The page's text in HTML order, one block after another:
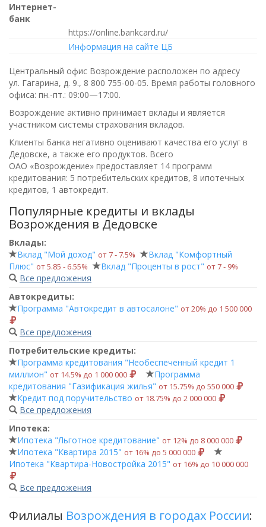
Интернет-
банк
https://online.bankcard.ru/
Информация на сайте ЦБ
Центральный офис Возрождение расположен по адресу
ул. Гагарина, д. 9., 8 800 755-00-05. Время работы головного
офиса: пн.-пт.: 09:00—17:00.
Возрождение активно принимает вклады и является
участником системы страхования вкладов.
Клиенты банка негативно оценивают качества его услуг в
Дедовске, а также его продуктов. Всего
ОАО «Возрождение» предоставляет 14 программ
кредитования: 5 потребительских кредитов, 8 ипотечных
кредитов, 1 автокредит.
Популярные кредиты и вклады
Возрождения в Дедовске
Вклады:
Вклад "Мой доход" от 7 ‑ 7.5%
Вклад "Комфортный
Плюс" от 5.85 ‑ 6.55% Вклад "Проценты в рост" от 7 ‑ 9%
Все предложения
Автокредиты:
Программа "Автокредит в автосалоне" от 20% до 1 500 000
Все предложения
Потребительские кредиты:
Программа кредитования "Необеспеченный кредит 1
миллион" от 14.5% до 1 000 000
Программа
кредитования "Газификация жилья" от 15.75% до 550 000
Кредит под поручительство от 18.75% до 2 000 000
Все предложения
Ипотека:
Ипотека "Льготное кредитование" от 12% до 8 000 000
Ипотека "Квартира 2015" от 16% до 5 000 000
Ипотека "Квартира-Новостройка 2015" от 16% до 10 000 000
Все предложения
Филиалы Возрождения в городах России: